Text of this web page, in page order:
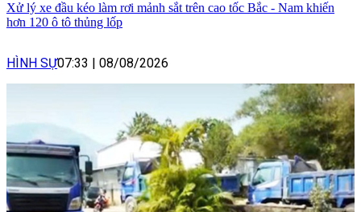
Xử lý xe đầu kéo làm rơi mảnh sắt trên cao tốc Bắc - Nam khiến
hơn 120 ô tô thủng lốp
HÌNH SỰ07:33 08/08/2026